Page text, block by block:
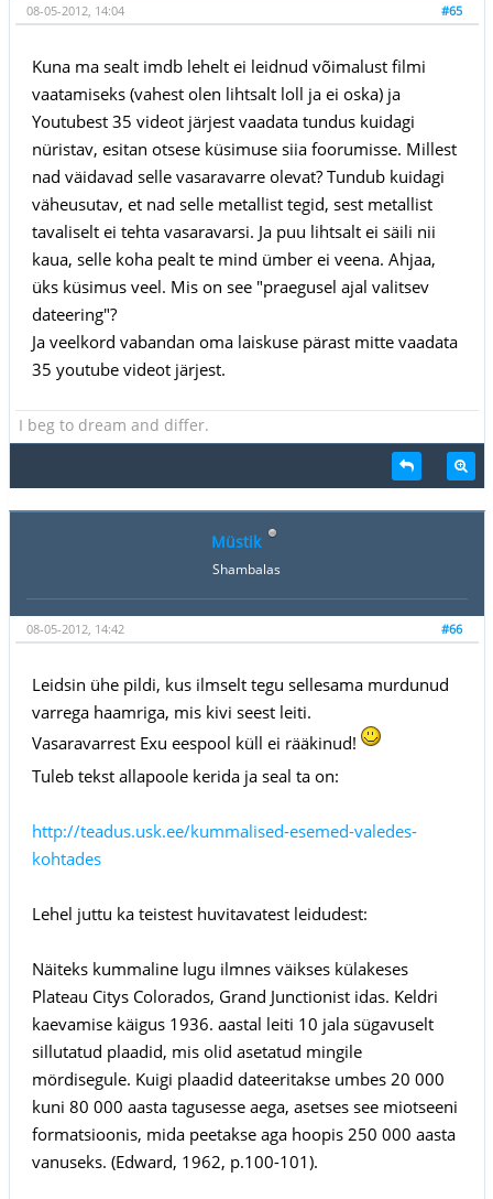
#65
08-05-2012, 14:04
Kuna ma sealt imdb lehelt ei leidnud võimalust filmi
vaatamiseks (vahest olen lihtsalt loll ja ei oska) ja
Youtubest 35 videot järjest vaadata tundus kuidagi
nüristav, esitan otsese küsimuse siia foorumisse. Millest
nad väidavad selle vasaravarre olevat? Tundub kuidagi
väheusutav, et nad selle metallist tegid, sest metallist
tavaliselt ei tehta vasaravarsi. Ja puu lihtsalt ei säili nii
kaua, selle koha pealt te mind ümber ei veena. Ahjaa,
üks küsimus veel. Mis on see "praegusel ajal valitsev
dateering"?
Ja veelkord vabandan oma laiskuse pärast mitte vaadata
35 youtube videot järjest.
I beg to dream and differ.
Müstik
Shambalas
#66
08-05-2012, 14:42
Leidsin ühe pildi, kus ilmselt tegu sellesama murdunud
varrega haamriga, mis kivi seest leiti.
Vasaravarrest Exu eespool küll ei rääkinud!
Tuleb tekst allapoole kerida ja seal ta on:
http://teadus.usk.ee/kummalised-esemed-valedes-
kohtades
Lehel juttu ka teistest huvitavatest leidudest:
Näiteks kummaline lugu ilmnes väikses külakeses
Plateau Citys Colorados, Grand Junctionist idas. Keldri
kaevamise käigus 1936. aastal leiti 10 jala sügavuselt
sillutatud plaadid, mis olid asetatud mingile
mördisegule. Kuigi plaadid dateeritakse umbes 20 000
kuni 80 000 aasta tagusesse aega, asetses see miotseeni
formatsioonis, mida peetakse aga hoopis 250 000 aasta
vanuseks. (Edward, 1962, p.100-101).